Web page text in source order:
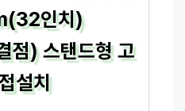
인치)
) 스탠드형 고
설치